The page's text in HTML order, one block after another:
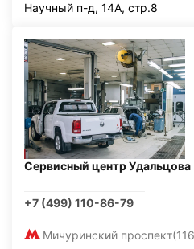
Научный п-д, 14А, стр.8
Сервисный центр Удальцова
+7 (499) 110-86-79
Мичуринский проспект